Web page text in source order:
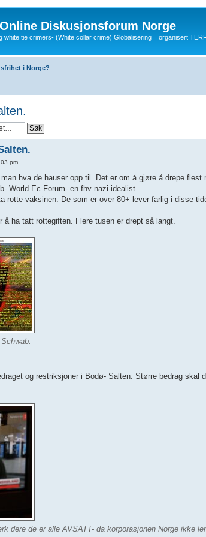
Diskusjonsforum Norge
white tie crimers- (White collar crime) Globalisering = organisert
i Norge?
pm
hva de hauser opp til. Det er om å gjøre å drepe flest
World Ec Forum- en fhv nazi-idealist.
rotte-vaksinen. De som er over 80+ lever farlig i disse
ha tatt rottegiften. Flere tusen er drept så langt.
og restriksjoner i Bodø- Salten. Større bedrag skal
dere de er alle AVSATT- da korporasjonen Norge ikke